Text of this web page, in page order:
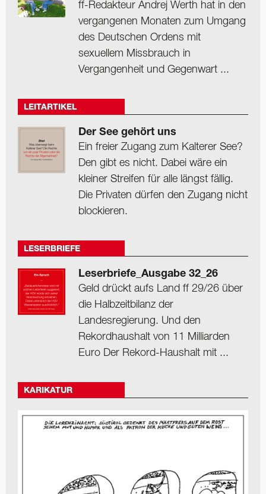
ff-Redakteur Andrej Werth hat in den
vergangenen Monaten zum Umgang
des Deutschen Ordens mit
sexuellem Missbrauch in
Vergangenheit und Gegenwart ...
LEITARTIKEL
Der See gehört uns
Ein freier Zugang zum Kalterer See?
Den gibt es nicht. Dabei wäre ein
kleiner Streifen für alle längst fällig.
Die Privaten dürfen den Zugang nicht
blockieren.
LESERBRIEFE
Leserbriefe_Ausgabe 32_26
Geld drückt aufs Land ff 29/26 über
die Halbzeitbilanz der
Landesregierung. Und den
Rekordhaushalt von 11 Milliarden
Euro Der Rekord-Haushalt mit ...
KARIKATUR